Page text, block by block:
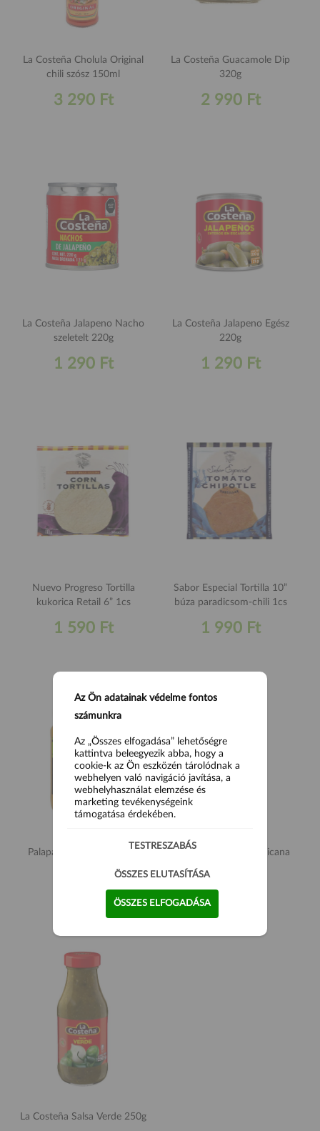
La Costeña Cholula Original
chili szósz 150ml
3 290 Ft
La Costeña Guacamole Dip
320g
2 990 Ft
La Costeña Jalapeno Nacho
szeletelt 220g
1 290 Ft
La Costeña Jalapeno Egész
220g
1 290 Ft
Nuevo Progreso Tortilla
kukorica Retail 6” 1cs
1 590 Ft
Sabor Especial Tortilla 10”
búza paradicsom-chili 1cs
1 990 Ft
Palapa Cheddar Sajtszósz
2 690 Ft
La Costeña Salsa Mexicana
1 990 Ft
La Costeña Salsa Verde 250g
Az Ön adatainak védelme fontos
számunkra
Az „Összes elfogadása” lehetőségre
kattintva beleegyezik abba, hogy a
cookie-k az Ön eszközén tárolódnak a
webhelyen való navigáció javítása, a
webhelyhasználat elemzése és
marketing tevékenységeink
támogatása érdekében.
TESTRESZABÁS
ÖSSZES ELUTASÍTÁSA
ÖSSZES ELFOGADÁSA